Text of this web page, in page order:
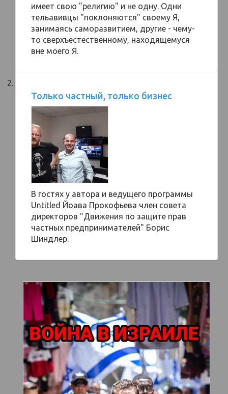
имеет свою "религию" и не одну. Одни
тельавивцы "поклоняются" своему Я,
занимаясь саморазвитием, другие - чему-
то сверхъестественному, находящемуся
вне моего Я.
Только частный, только бизнес
В гостях у автора и ведущего программы
Untitled Йоава Прокофьева член совета
директоров "Движения по защите прав
частных предпринимателей" Борис
Шиндлер.